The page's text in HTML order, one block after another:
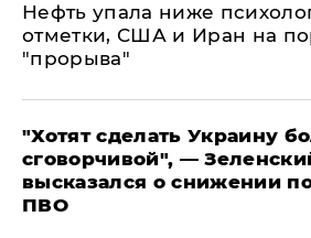
Нефть упала ниже
отметки, США и Иран на
"прорыва"
​"Хотят сделать Украину
сговорчивой", —
высказался о снижении
ПВО